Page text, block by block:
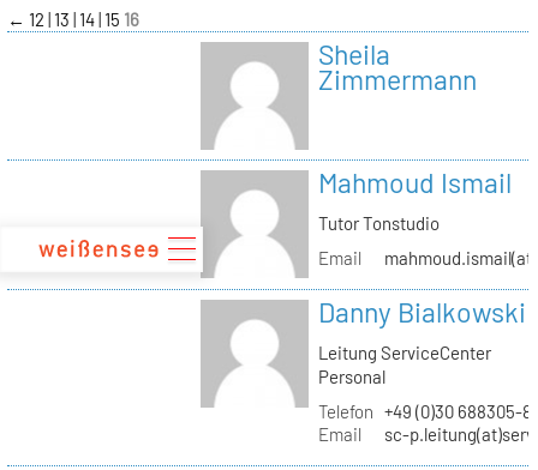
zum
Inhalt
← 12 13 14 15 16
Sheila
Zimmermann
Mahmoud Ismail
Tutor Tonstudio
Email
Danny Bialkowski
Leitung ServiceCenter
Personal
Telefon +49 (0)30 688305-
Email
sc-